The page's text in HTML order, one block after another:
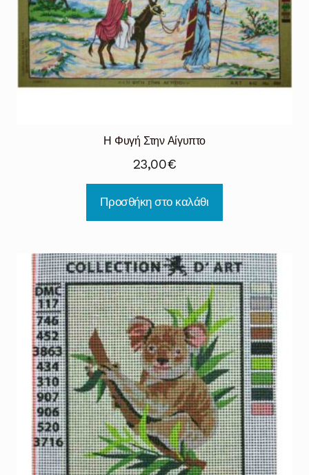
Η Φυγή Στην Αίγυπτο
23,00€
Προσθήκη στο καλάθι